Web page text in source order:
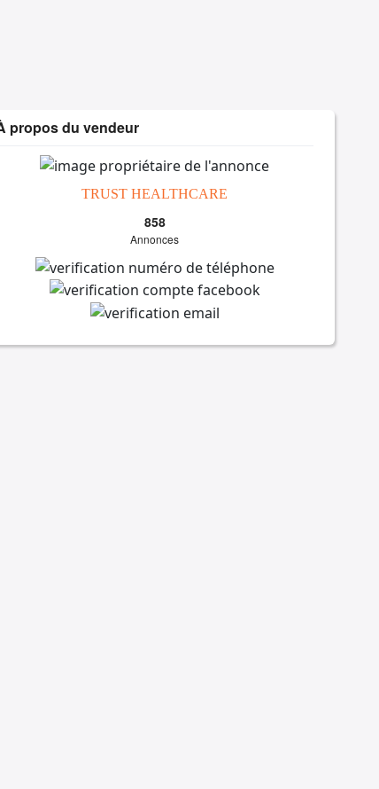
propos du vendeur
TRUST HEALTHCARE
858
Annonces